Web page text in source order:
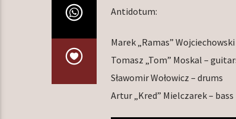
Antidotum:
Marek „Ramas”
Tomasz „Tom” Moskal –
Sławomir Wołowicz – drums
Artur „Kred” Mielczarek – bass